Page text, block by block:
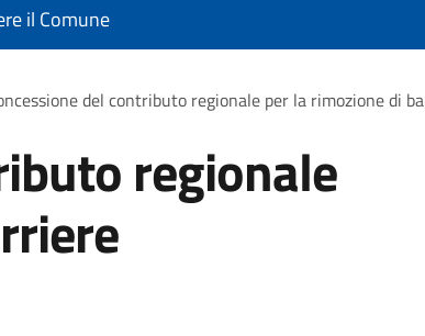
il Comune
del contributo regionale per la rimozione di
regionale